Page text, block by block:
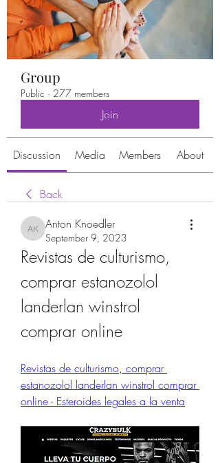
Group
Public · 277 members
Join
Discussion Media Members About
Back
Anton Knoedler
Anton Knoedler
September 9, 2023
Revistas de culturismo,
comprar estanozolol
landerlan winstrol
comprar online
Revistas de culturismo, comprar
estanozolol landerlan winstrol comprar
online - Esteroides legales a la venta